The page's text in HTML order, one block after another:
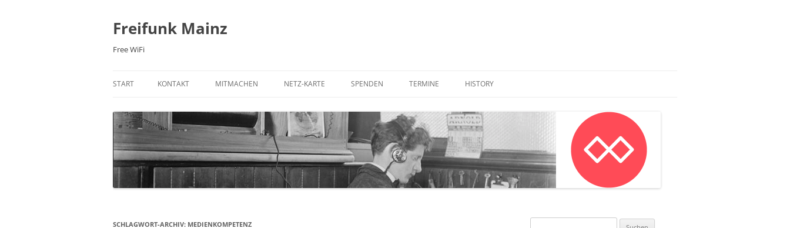
springen
Freifunk Mainz
Free WiFi
START KONTAKT
MAILINGLISTE
NEWSLETTER
IRC-CHAT
MITMACHEN
MITGLIED WERDEN
WIKI
PRAXIS: 3D CORNER ANTENNE
NETZ-KARTE SPENDEN
GOODING
TERMINE HISTORY
IM FERNSEHEN
STADTRATS-ANTRAG:
KOSTENFREIES WLAN IN MAINZ
SCHLAGWORT-ARCHIV: MEDIENKOMPETENZ